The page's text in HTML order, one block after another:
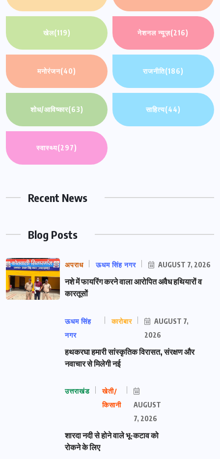
खेल(119) नेशनल न्यूज़(216)
मनोरंजन(40) राजनीति(186)
शोध/आविष्कार(63) साहित्य(44)
स्वास्थ्य(297)
Recent News
Blog Posts
अपराध ऊधम सिंह नगर AUGUST 7, 2026
नशे में फायरिंग करने वाला आरोपित अवैध हथियारों व
कारतूसों
ऊधम सिंह
नगर
कारोबार
AUGUST 7,
2026
हथकरघा हमारी सांस्कृतिक विरासत, संरक्षण और
नवाचार से मिलेगी नई
उत्तराखंड
खेती/
किसानी
AUGUST
7, 2026
शारदा नदी से होने वाले भू-कटाव को
रोकने के लिए